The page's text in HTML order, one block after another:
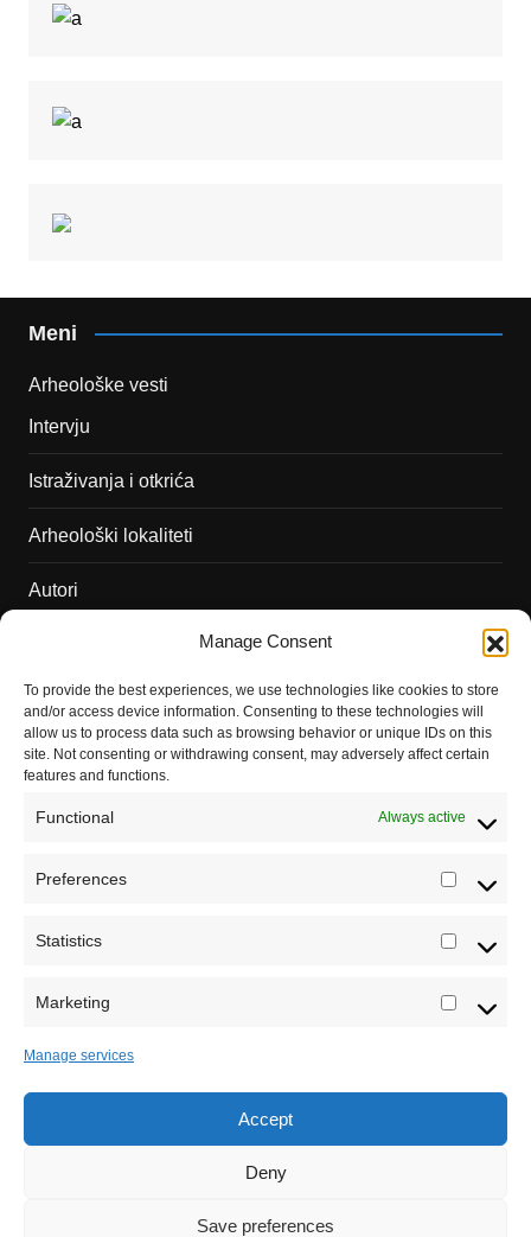
Manage Consent
To provide the best experiences, we use technologies like cookies to store
and/or access device information. Consenting to these technologies will
allow us to process data such as browsing behavior or unique IDs on this
site. Not consenting or withdrawing consent, may adversely affect certain
features and functions.
Functional Always active
Preferences
Statistics
Marketing
Manage services
Accept
Deny
Save preferences
Meni
Arheološke vesti
Intervju
Istraživanja i otkrića
Arheološki lokaliteti
Autori
Dešavanja
Kontakt
Misija sajta Sve o arheologiji
Sva prava zadržava Sve o arheologiji 2019-2026